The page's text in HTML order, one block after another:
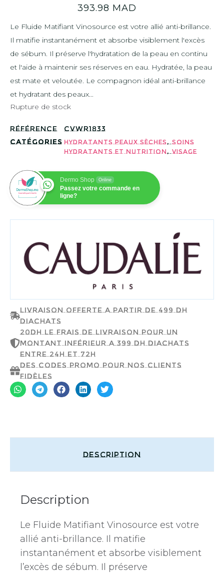
393.98 MAD
Le Fluide Matifiant Vinosource est votre allié anti-brillance.
Il matifie instantanément et absorbe visiblement l'excès
de sébum. Il préserve l'hydratation de la peau en continu
et l'aide à maintenir ses réserves en eau. Hydratée, la peau
est mate et veloutée. Le compagnon idéal anti-brillance
et hydratant des peaux...
Rupture de stock
Référence
CVWR1833
Catégories Hydratants peaux sèches,Soins
Hydratants et Nutrition,Visage
Dermo Shop Online
Passez votre commande en
ligne?
CAUDALIE
Livraison offerte a partir de 499 dh
d'achats
20dh le frais de livraison pour un
montant inférieur a 399 dh d'achats
entre 24h et 72h
Des codes promo pour nos clients
fidèles
Description
Description
Le Fluide Matifiant Vinosource est votre
allié anti-brillance. Il matifie
instantanément et absorbe visiblement
l’excès de sébum. Il préserve